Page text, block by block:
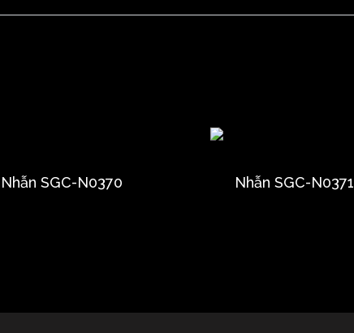
Nhẫn SGC-N0370 Nhẫn SGC-N0371